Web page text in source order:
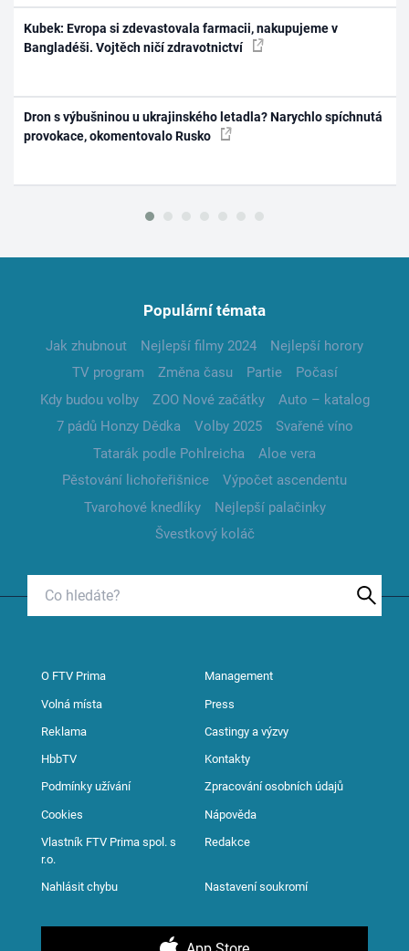
Kubek: Evropa si zdevastovala farmacii, nakupujeme v
Bangladéši. Vojtěch ničí zdravotnictví
Dron s výbušninou u ukrajinského letadla? Narychlo spíchnutá
provokace, okomentovalo Rusko
Populární témata
Jak zhubnout Nejlepší filmy 2024
Nejlepší horory
TV program
Změna času Partie
Počasí
Kdy budou volby
ZOO Nové začátky
Auto – katalog
7 pádů Honzy Dědka
Volby 2025
Svařené víno
Tatarák podle Pohlreicha
Aloe vera
Pěstování lichořeřišnice
Výpočet ascendentu
Tvarohové knedlíky
Nejlepší palačinky
Švestkový koláč
O FTV Prima Management
Volná místa Press
Reklama Castingy a výzvy
HbbTV Kontakty
Podmínky užívání Zpracování osobních údajů
Cookies Nápověda
Vlastník FTV Prima spol. s
r.o.
Redakce
Nahlásit chybu Nastavení soukromí